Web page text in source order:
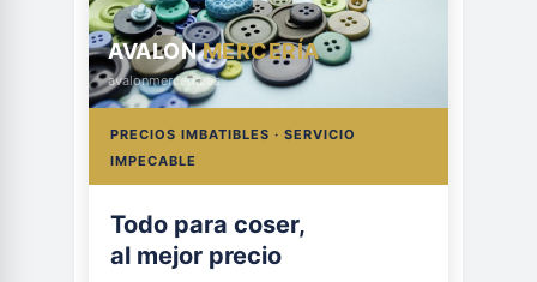
AVALONMERCERÍA
avalonmerceria.es
PRECIOS IMBATIBLES · SERVICIO
IMPECABLE
Todo para coser,
al mejor precio